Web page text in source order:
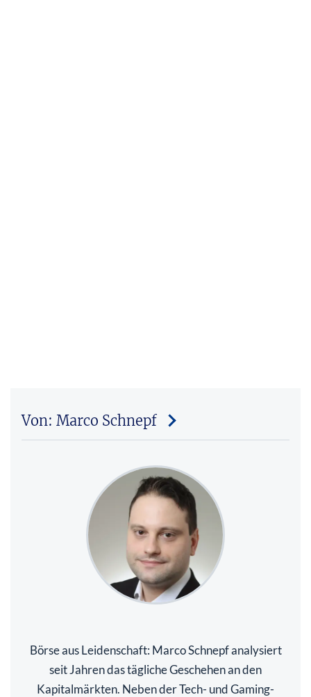
Von: Marco Schnepf
Börse aus Leidenschaft: Marco Schnepf analysiert
seit Jahren das tägliche Geschehen an den
Kapitalmärkten. Neben der Tech- und Gaming-